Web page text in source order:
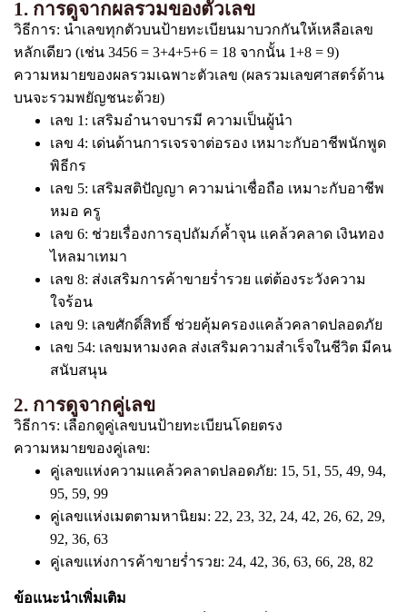
1. การดูจากผลรวมของตัวเลข
วิธีการ: นำเลขทุกตัวบนป้ายทะเบียนมาบวกกันให้เหลือเลข
หลักเดียว (เช่น 3456 = 3+4+5+6 = 18 จากนั้น 1+8 = 9)
ความหมายของผลรวมเฉพาะตัวเลข (ผลรวมเลขศาสตร์ด้าน
บนจะรวมพยัญชนะด้วย)
เลข 1: เสริมอำนาจบารมี ความเป็นผู้นำ
เลข 4: เด่นด้านการเจรจาต่อรอง เหมาะกับอาชีพนักพูด
พิธีกร
เลข 5: เสริมสติปัญญา ความน่าเชื่อถือ เหมาะกับอาชีพ
หมอ ครู
เลข 6: ช่วยเรื่องการอุปถัมภ์ค้ำจุน แคล้วคลาด เงินทอง
ไหลมาเทมา
เลข 8: ส่งเสริมการค้าขายร่ำรวย แต่ต้องระวังความ
ใจร้อน
เลข 9: เลขศักดิ์สิทธิ์ ช่วยคุ้มครองแคล้วคลาดปลอดภัย
เลข 54: เลขมหามงคล ส่งเสริมความสำเร็จในชีวิต มีคน
สนับสนุน
2. การดูจากคู่เลข
วิธีการ: เลือกดูคู่เลขบนป้ายทะเบียนโดยตรง
ความหมายของคู่เลข:
คู่เลขแห่งความแคล้วคลาดปลอดภัย: 15, 51, 55, 49, 94,
95, 59, 99
คู่เลขแห่งเมตตามหานิยม: 22, 23, 32, 24, 42, 26, 62, 29,
92, 36, 63
คู่เลขแห่งการค้าขายร่ำรวย: 24, 42, 36, 63, 66, 28, 82
ข้อแนะนำเพิ่มเติม